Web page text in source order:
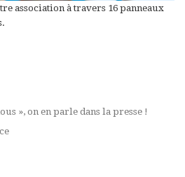
association à travers 16 panneaux
», on en parle dans la presse !